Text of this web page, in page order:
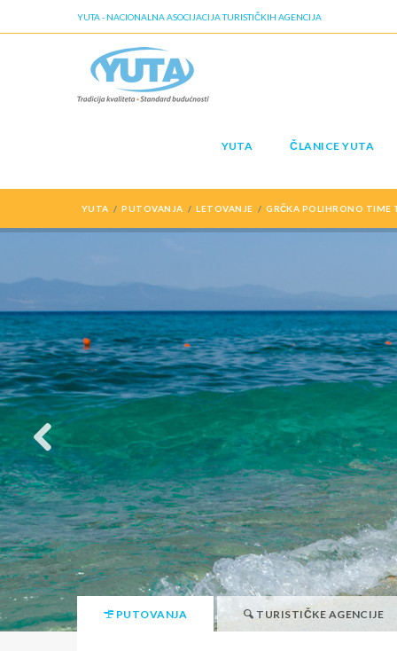
YUTA - NACIONALNA ASOCIJACIJA TURISTIČKIH AGENCIJA
YUTA ČLANICE YUTA
YUTA PUTOVANJA LETOVANJE GRČKA POLIHRONO TIME
PUTOVANJA TURISTIČKE AGENCIJE